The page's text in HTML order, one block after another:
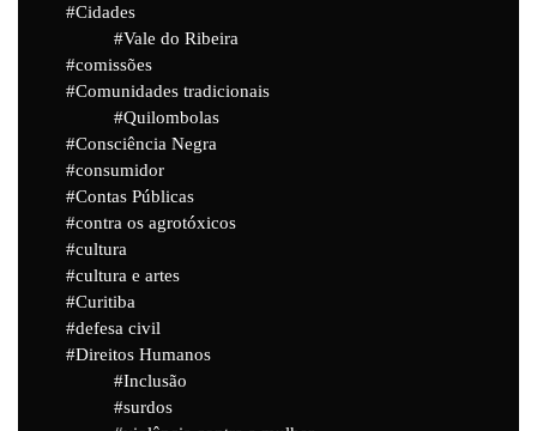
Cidades
Vale do Ribeira
comissões
Comunidades tradicionais
Quilombolas
Consciência Negra
consumidor
Contas Públicas
contra os agrotóxicos
cultura
cultura e artes
Curitiba
defesa civil
Direitos Humanos
Inclusão
surdos